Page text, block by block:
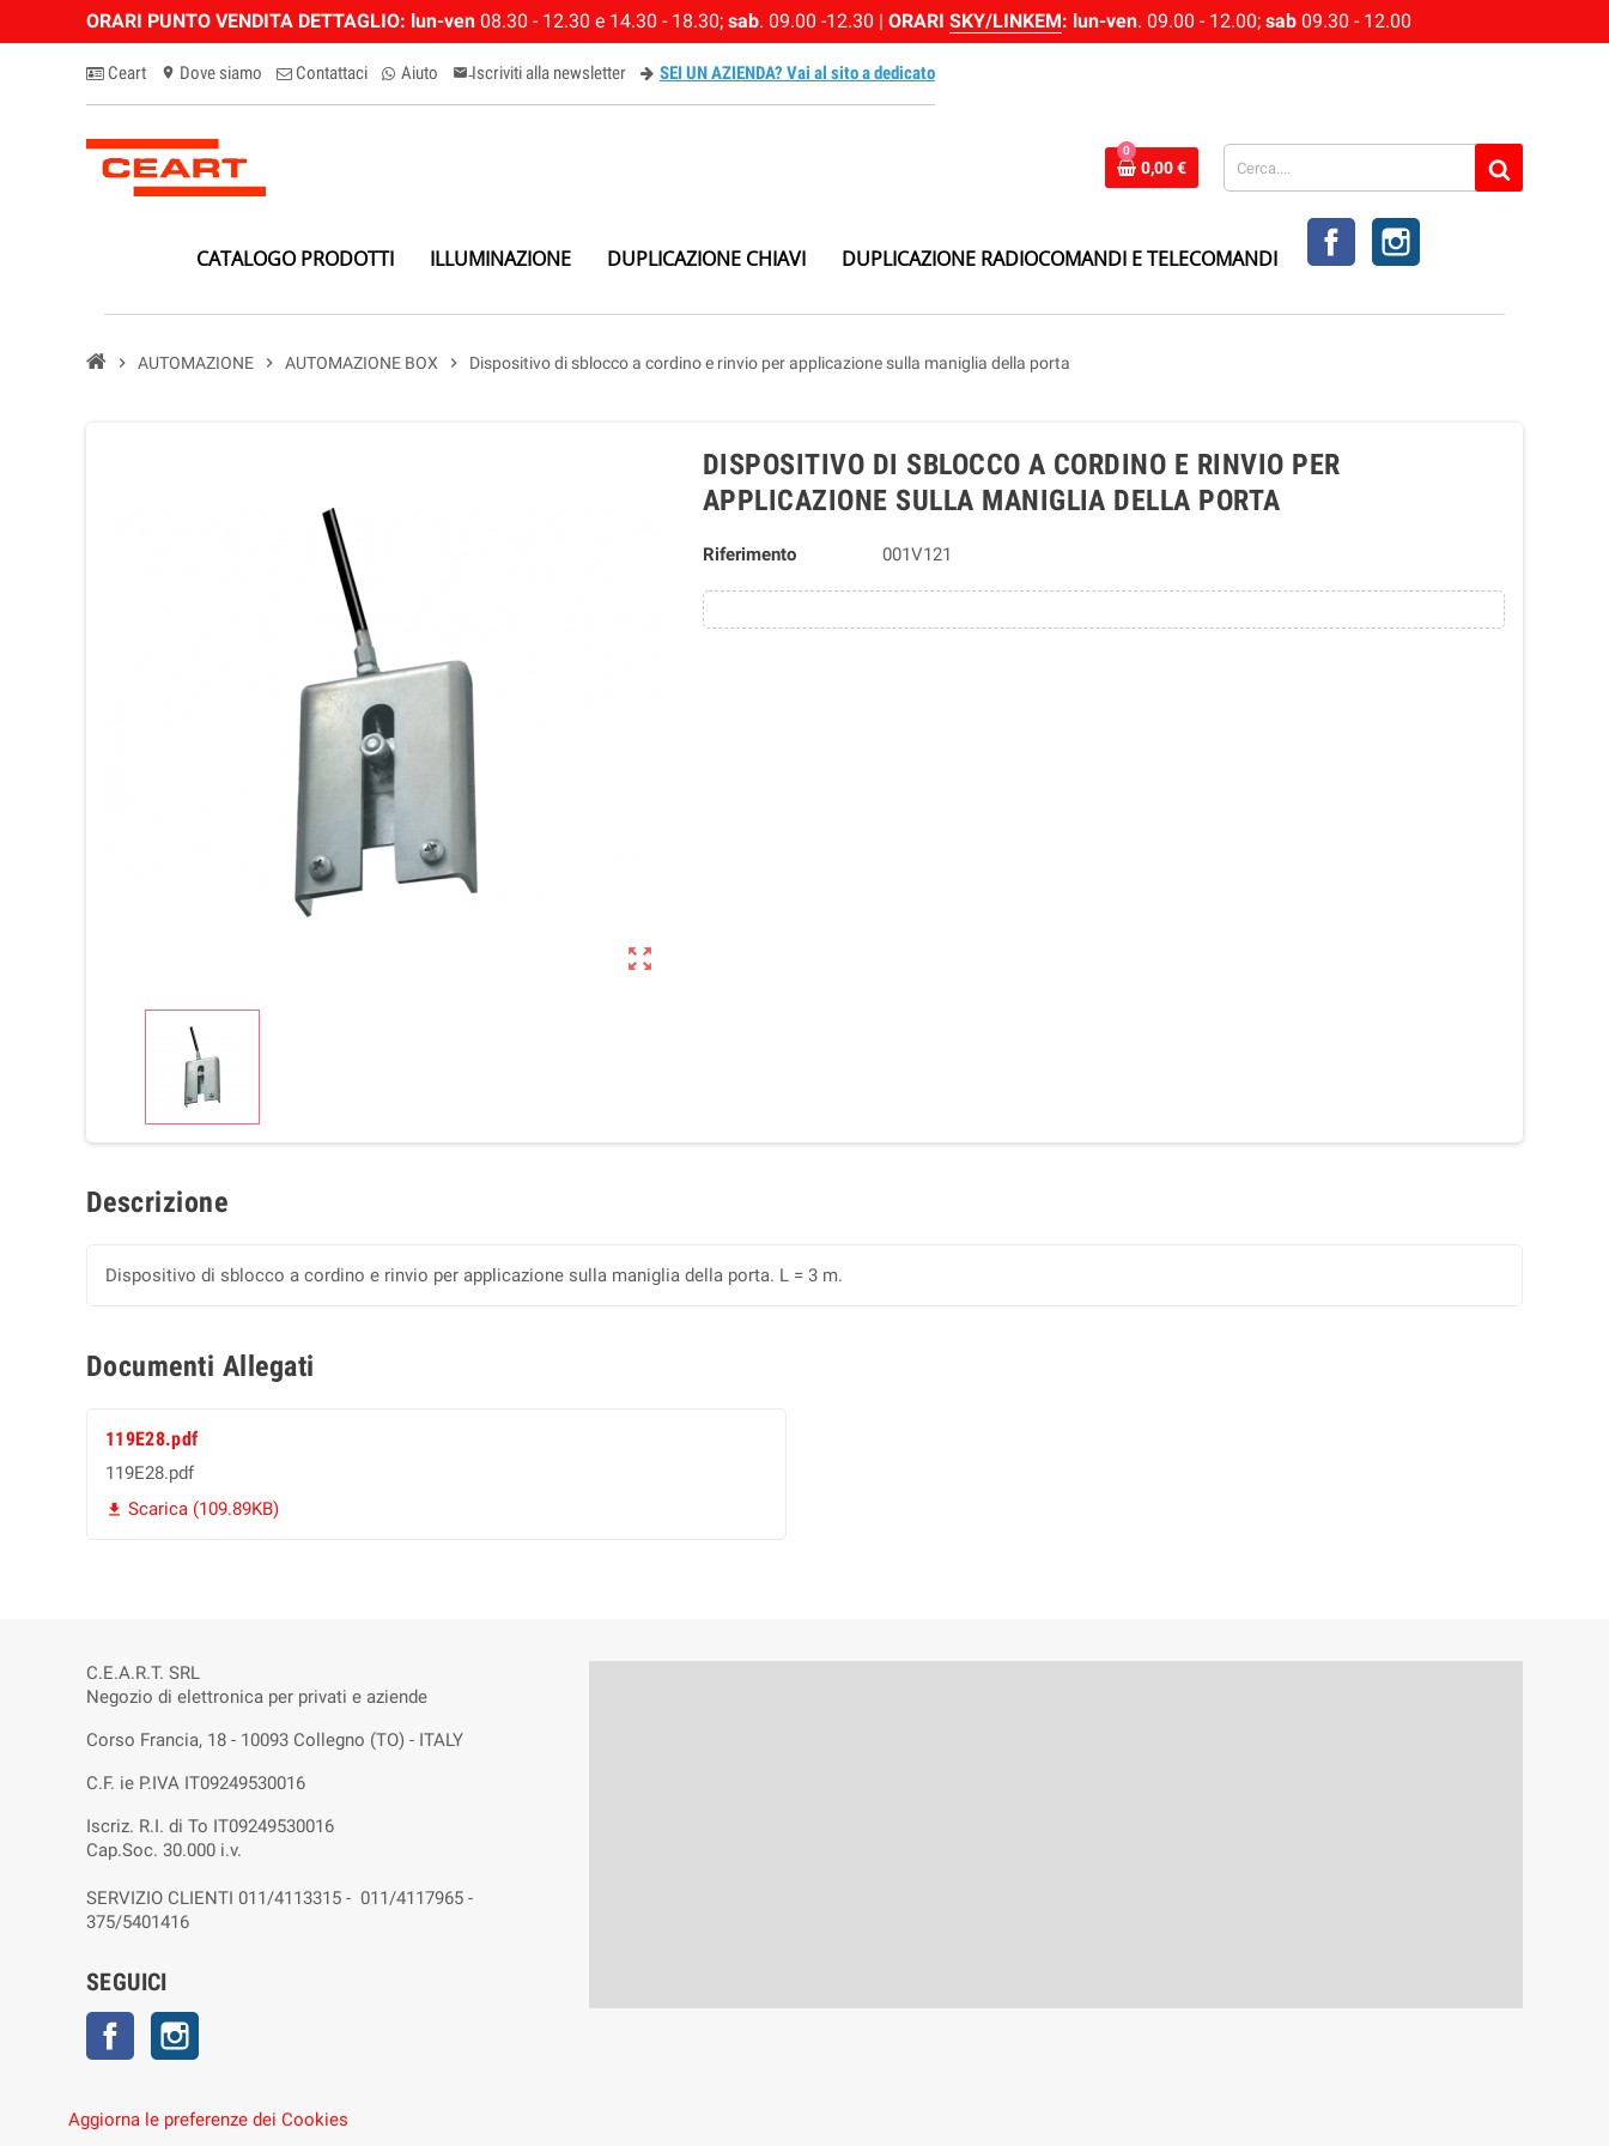
ORARI PUNTO VENDITA DETTAGLIO: lun-ven 08.30 - 12.30 e 14.30 - 18.30; sab. 09.00 -12.30 | ORARI SKY/LINKEM: lun-ven. 09.00 - 12.00; sab 09.30 - 12.00
Ceart location_on Dove siamo Contattaci Aiuto email-newsletter
Iscriviti alla newsletter SEI UN AZIENDA? Vai al sito a dedicato
0
0,00 €
CATALOGO PRODOTTI ILLUMINAZIONE DUPLICAZIONE CHIAVI DUPLICAZIONE RADIOCOMANDI E TELECOMANDI
FACEBOOKINSTAGRAM
chevron_right AUTOMAZIONE chevron_right AUTOMAZIONE BOX chevron_right Dispositivo di sblocco a cordino e rinvio per applicazione sulla maniglia della porta
zoom_out_map
DISPOSITIVO DI SBLOCCO A CORDINO E RINVIO PER
APPLICAZIONE SULLA MANIGLIA DELLA PORTA
Riferimento 001V121
Descrizione
Dispositivo di sblocco a cordino e rinvio per applicazione sulla maniglia della porta. L = 3 m.
Documenti Allegati
119E28.pdf
119E28.pdf
 Scarica (109.89KB)
C.E.A.R.T. SRL
Negozio di elettronica per privati e aziende
Corso Francia, 18 - 10093 Collegno (TO) - ITALY
C.F. ie P.IVA IT09249530016
Iscriz. R.I. di To IT09249530016
Cap.Soc. 30.000 i.v.
SERVIZIO CLIENTI 011/4113315 - 011/4117965 -
375/5401416
SEGUICI
Facebook
Aggiorna le preferenze dei Cookies